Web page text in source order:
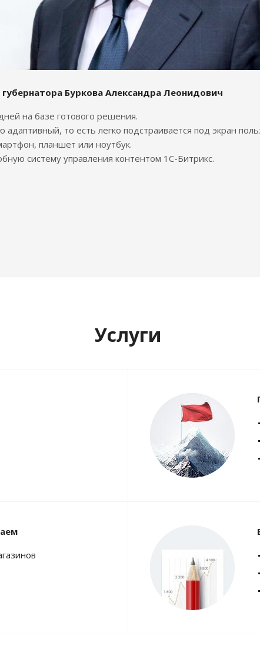
Буркова Александра Леонидович
на базе готового решения.
адаптивный, то есть легко подстраивается под экран
планшет или ноутбук.
систему управления контентом 1С-Битрикс.
Услуги